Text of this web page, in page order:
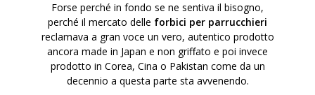
Forse perché in fondo se ne sentiva il bisogno,
perché il mercato delle forbici per parrucchieri
reclamava a gran voce un vero, autentico prodotto
ancora made in Japan e non griffato e poi invece
prodotto in Corea, Cina o Pakistan come da un
decennio a questa parte sta avvenendo.